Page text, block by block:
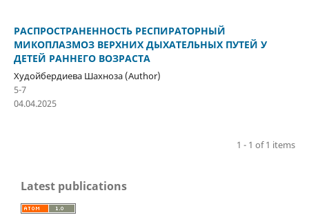
РАСПРОСТРАНЕННОСТЬ РЕСПИРАТОРНЫЙ
МИКОПЛАЗМОЗ ВЕРХНИХ ДЫХАТЕЛЬНЫХ ПУТЕЙ У
ДЕТЕЙ РАННЕГО ВОЗРАСТА
Худойбердиева Шахноза (Author)
5-7
04.04.2025
1 - 1 of 1 items
Latest publications